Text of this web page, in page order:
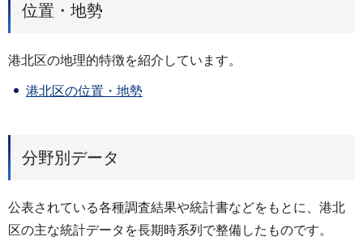
位置・地勢
港北区の地理的特徴を紹介しています。
港北区の位置・地勢
分野別データ
公表されている各種調査結果や統計書などをもとに、港北
区の主な統計データを長期時系列で整備したものです。